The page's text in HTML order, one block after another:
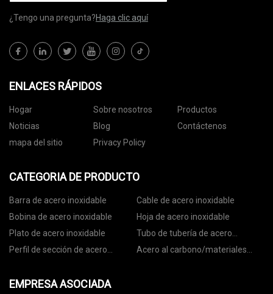
¿Tengo una pregunta?Haga clic aquí
ENLACES RÁPIDOS
Hogar Sobre nosotros
Productos
Noticias
Blog
Contáctenos
mapa del sitio
Privacy Policy
CATEGORIA DE PRODUCTO
Barra de acero inoxidable
Cable de acero inoxidable
Bobina de acero inoxidable
Hoja de acero inoxidable
Plato de acero inoxidable
Tubo de tubería de acero
inoxidable
Perfil de sección de acero
Acero al carbono/materiales
EMPRESA ASOCIADA